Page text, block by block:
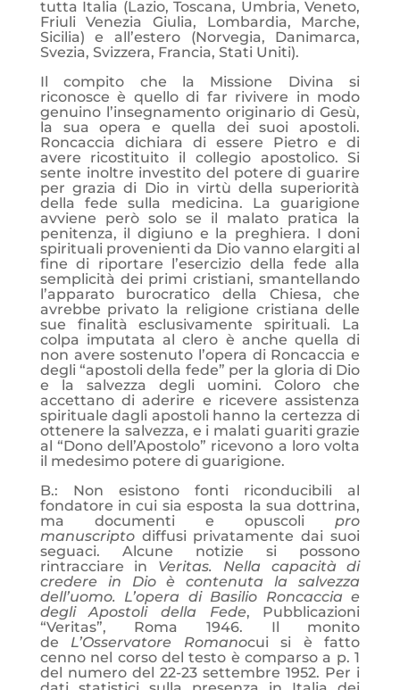
tutta Italia (Lazio, Toscana, Umbria, Veneto,
Friuli Venezia Giulia, Lombardia, Marche,
Sicilia) e all’estero (Norvegia, Danimarca,
Svezia, Svizzera, Francia, Stati Uniti).
Il compito che la Missione Divina si
riconosce è quello di far rivivere in modo
genuino l’insegnamento originario di Gesù,
la sua opera e quella dei suoi apostoli.
Roncaccia dichiara di essere Pietro e di
avere ricostituito il collegio apostolico. Si
sente inoltre investito del potere di guarire
per grazia di Dio in virtù della superiorità
della fede sulla medicina. La guarigione
avviene però solo se il malato pratica la
penitenza, il digiuno e la preghiera. I doni
spirituali provenienti da Dio vanno elargiti al
fine di riportare l’esercizio della fede alla
semplicità dei primi cristiani, smantellando
l’apparato burocratico della Chiesa, che
avrebbe privato la religione cristiana delle
sue finalità esclusivamente spirituali. La
colpa imputata al clero è anche quella di
non avere sostenuto l’opera di Roncaccia e
degli “apostoli della fede” per la gloria di Dio
e la salvezza degli uomini. Coloro che
accettano di aderire e ricevere assistenza
spirituale dagli apostoli hanno la certezza di
ottenere la salvezza, e i malati guariti grazie
al “Dono dell’Apostolo” ricevono a loro volta
il medesimo potere di guarigione.
B.: Non esistono fonti riconducibili al
fondatore in cui sia esposta la sua dottrina,
ma documenti e opuscolipro
manuscriptodiffusi privatamente dai suoi
seguaci. Alcune notizie si possono
rintracciare in Veritas. Nella capacità di
credere in Dio è contenuta la salvezza
dell’uomo. L’opera di Basilio Roncaccia e
degli Apostoli della Fede, Pubblicazioni
“Veritas”, Roma 1946. Il monito
de L’Osservatore Romanocui si è fatto
cenno nel corso del testo è comparso a p. 1
del numero del 22-23 settembre 1952. Per i